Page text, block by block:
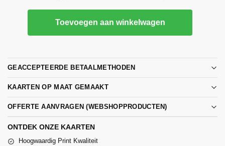
Toevoegen aan winkelwagen
GEACCEPTEERDE BETAALMETHODEN
KAARTEN OP MAAT GEMAAKT
OFFERTE AANVRAGEN (WEBSHOPPRODUCTEN)
ONTDEK ONZE KAARTEN
Hoogwaardig Print Kwaliteit